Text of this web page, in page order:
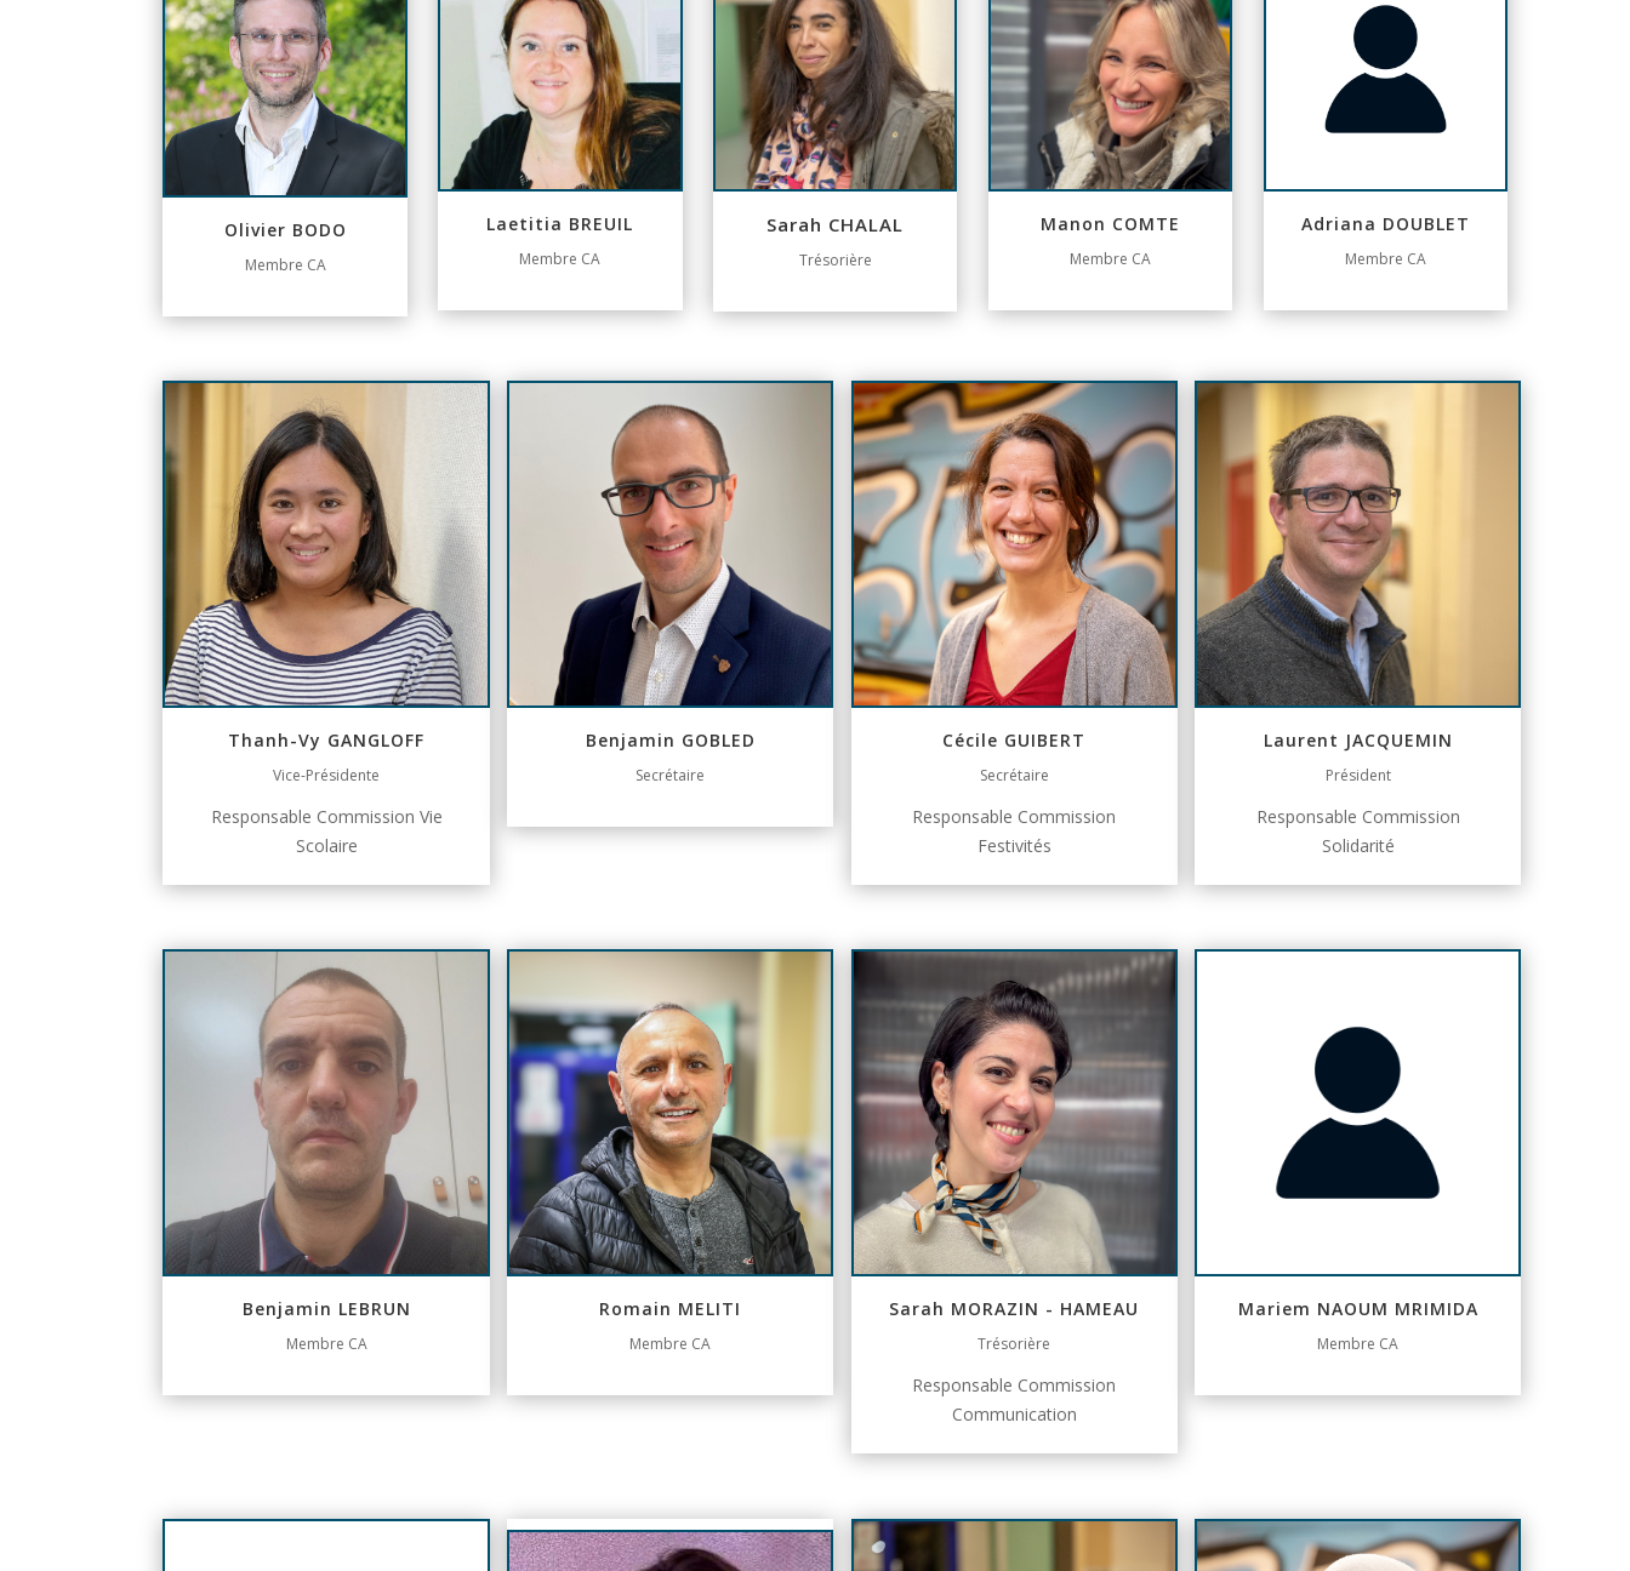
Olivier BODO
Membre CA
Laetitia BREUIL
Membre CA
Sarah CHALAL
Trésorière
Manon COMTE
Membre CA
Adriana DOUBLET
Membre CA
Thanh-Vy GANGLOFF
Vice-Présidente
Responsable Commission Vie
Scolaire
Benjamin GOBLED
Secrétaire
Cécile GUIBERT
Secrétaire
Responsable Commission
Festivités
Laurent JACQUEMIN
Président
Responsable Commission
Solidarité
Benjamin LEBRUN
Membre CA
Romain MELITI
Membre CA
Sarah MORAZIN - HAMEAU
Trésorière
Responsable Commission
Communication
Mariem NAOUM MRIMIDA
Membre CA